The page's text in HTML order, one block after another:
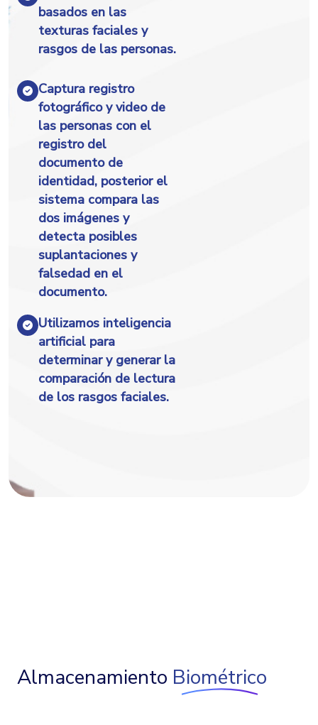
basados en las
texturas faciales y
rasgos de las personas.
Captura registro
fotográfico y video de
las personas con el
registro del
documento de
identidad, posterior el
sistema compara las
dos imágenes y
detecta posibles
suplantaciones y
falsedad en el
documento.
Utilizamos inteligencia
artificial para
determinarygenerar la
comparación de lectura
de los rasgos faciales.
Almacenamiento Biométrico